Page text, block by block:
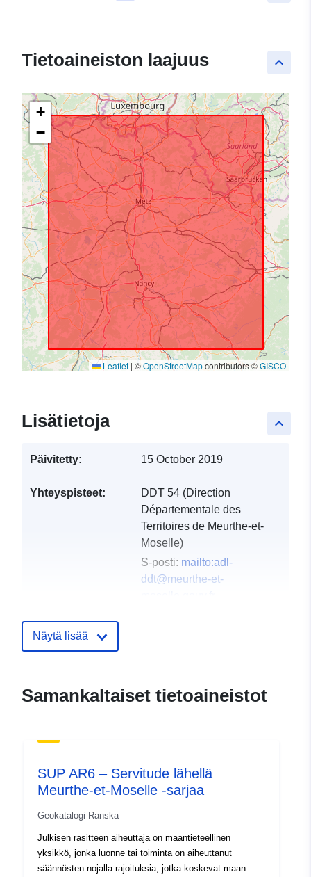
keyboard_arrow_up
Tietoaineiston laajuus
+
−
Leaflet | ©OpenStreetMapcontributors ©GISCO
keyboard_arrow_up
Lisätietoja
Päivitetty: 15 October 2019
Yhteyspisteet:
DDT 54 (Direction
Départementale des
Territoires de Meurthe-et-
Moselle)
S-posti: mailto:adl-
ddt@meurthe-et-
March 2024
5.42598867, 49.56255341 ],
[ 5.42598867, 48.35004044
], [ 7.12316418,
Näytä lisää
Samankaltaiset tietoaineistot
SUP AR6 – Servitude lähellä
Meurthe-et-Moselle -sarjaa
Geokatalogi Ranska
Julkisen rasitteen aiheuttaja on maantieteellinen
yksikkö, jonka luonne tai toiminta on aiheuttanut
säännösten nojalla rajoituksia, jotka koskevat maan